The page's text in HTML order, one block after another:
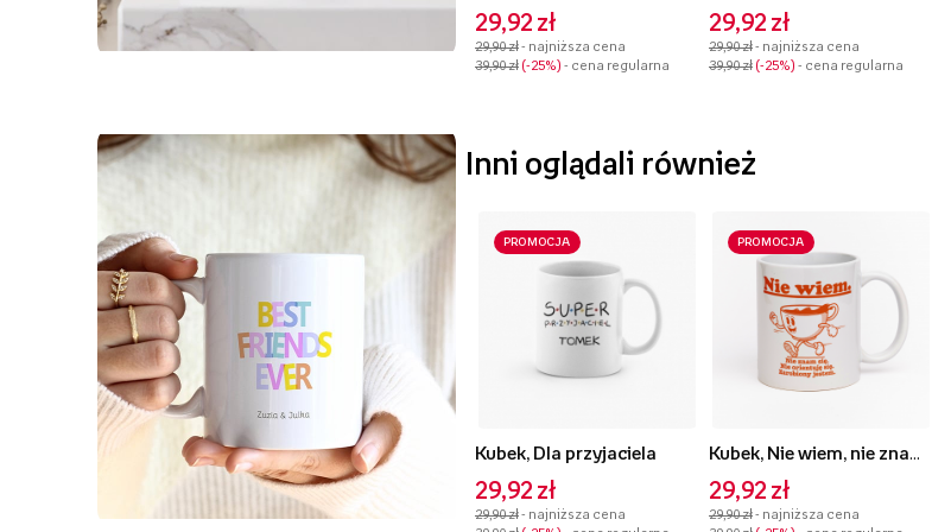
29,92 zł
29,90 zł- najniższa cena
39,90 zł -25% - cena regularna
29,92 zł
29,90 zł- najniższa cena
39,90 zł -25% - cena regularna
Inni oglądali również
PROMOCJA
Kubek, Dla przyjaciela
29,92 zł
29,90 zł- najniższa cena
PROMOCJA
29,92 zł
29,90 zł- najniższa cena